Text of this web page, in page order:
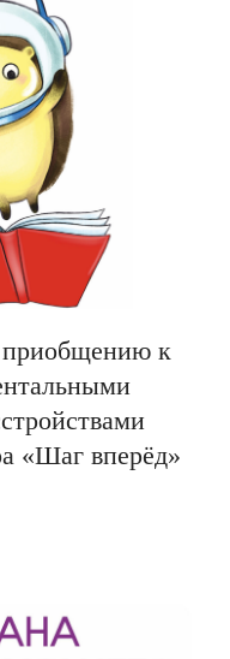
приобщению к
«Шаг вперёд»